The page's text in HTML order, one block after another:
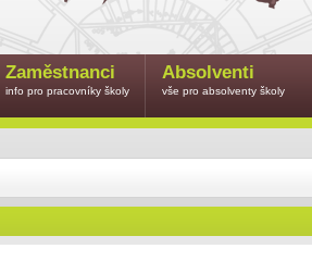
Zaměstnanci
info pro pracovníky školy
Absolventi
vše pro absolventy školy